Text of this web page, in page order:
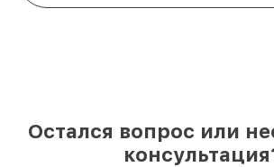
Остался вопрос или